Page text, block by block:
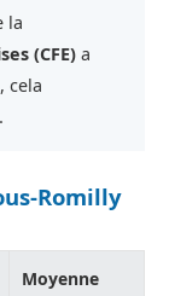
la
(CFE) a
cela
Romilly
Moyenne